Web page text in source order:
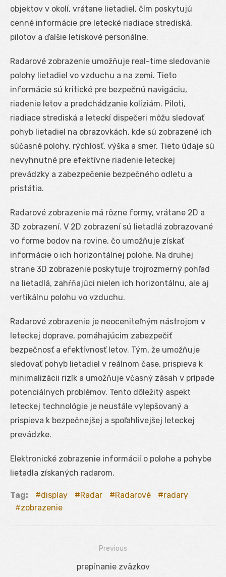
objektov v okolí, vrátane lietadiel, čím poskytujú
cenné informácie pre letecké riadiace strediská,
pilotov a ďalšie letiskové personálne.
Radarové zobrazenie umožňuje real-time sledovanie
polohy lietadiel vo vzduchu a na zemi. Tieto
informácie sú kritické pre bezpečnú navigáciu,
riadenie letov a predchádzanie kolíziám. Piloti,
riadiace strediská a leteckí dispečeri môžu sledovať
pohyb lietadiel na obrazovkách, kde sú zobrazené ich
súčasné polohy, rýchlosť, výška a smer. Tieto údaje sú
nevyhnutné pre efektívne riadenie leteckej
prevádzky a zabezpečenie bezpečného odletu a
pristátia.
Radarové zobrazenie má rôzne formy, vrátane 2D a
3D zobrazení. V 2D zobrazení sú lietadlá zobrazované
vo forme bodov na rovine, čo umožňuje získať
informácie o ich horizontálnej polohe. Na druhej
strane 3D zobrazenie poskytuje trojrozmerný pohľad
na lietadlá, zahŕňajúci nielen ich horizontálnu, ale aj
vertikálnu polohu vo vzduchu.
Radarové zobrazenie je neoceniteľným nástrojom v
leteckej doprave, pomáhajúcim zabezpečiť
bezpečnosť a efektívnosť letov. Tým, že umožňuje
sledovať pohyb lietadiel v reálnom čase, prispieva k
minimalizácii rizík a umožňuje včasný zásah v prípade
potenciálnych problémov. Tento dôležitý aspekt
leteckej technológie je neustále vylepšovaný a
prispieva k bezpečnejšej a spoľahlivejšej leteckej
prevádzke.
Elektronické zobrazenie informácií o polohe a pohybe
lietadla získaných radarom.
Tag: display Radar Radarové
radary
zobrazenie
Navigácia
Previous
Previous
prepínanie zväzkov